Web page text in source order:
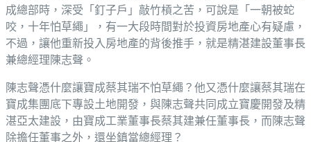
成總部時，深受「釘子戶」敲竹槓之苦，可說是「一朝被蛇
咬，十年怕草繩」，有一大段時間對於投資房地產心有疑慮，
不過，讓他重新投入房地產的背後推手，就是精湛建設董事長
兼總經理陳志聲。
陳志聲憑什麼讓寶成蔡其瑞不怕草繩？他又憑什麼讓蔡其瑞在
寶成集團底下專設土地開發，與陳志聲共同成立寶慶開發及精
湛亞太建設，由寶成工業董事長蔡其建兼任董事長，而陳志聲
除擔任董事之外，還坐鎮當總經理？